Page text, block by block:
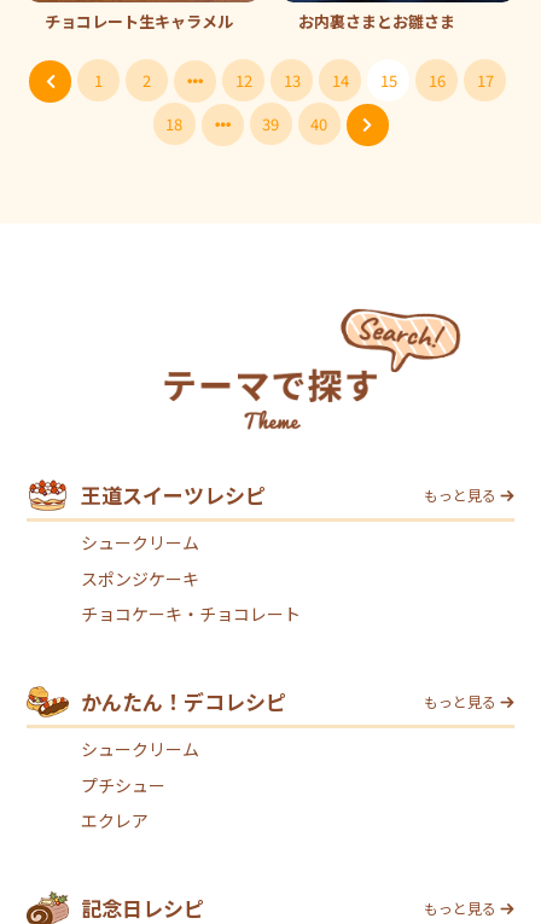
チョコレート生キャラメル お内裏さまとお雛さま
1 2 12 13 14 15 16
17
18
39 40
王道スイーツレシピ もっと見る
シュークリーム
スポンジケーキ
チョコケーキ・チョコレート
かんたん！デコレシピ もっと見る
シュークリーム
プチシュー
エクレア
記念日レシピ もっと見る